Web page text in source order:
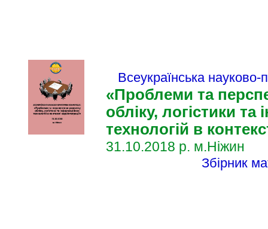
Всеукраїнська
«Проблеми та
обліку, логістики
технологій в
31.10.2018 р.​ м.Ніжин
Збірник